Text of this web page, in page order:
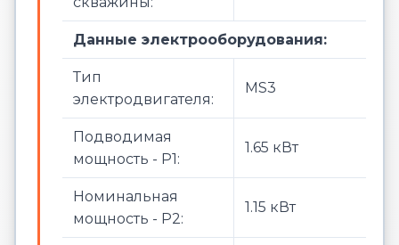
Данные электрооборудования:
Тип
электродвигателя:
MS3
Подводимая
мощность - P1:
1.65 кВт
Номинальная
мощность - P2:
1.15 кВт